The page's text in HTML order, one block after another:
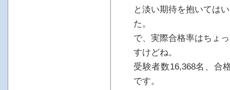
と淡い期待を抱いては
た。
で、実際合格率はちょ
すけどね。
受験者数16,368名、合
です。